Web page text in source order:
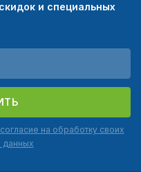
и специальных
согласие на обработку своих
данных